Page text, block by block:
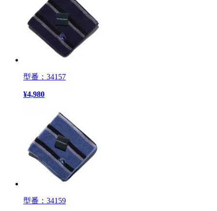
型番：34157
¥4,980
型番：34159